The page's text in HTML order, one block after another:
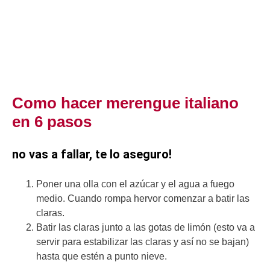
Como hacer merengue italiano
en 6 pasos
no vas a fallar, te lo aseguro!
Poner una olla con el azúcar y el agua a fuego
medio. Cuando rompa hervor comenzar a batir las
claras.
Batir las claras junto a las gotas de limón (esto va a
servir para estabilizar las claras y así no se bajan)
hasta que estén a punto nieve.